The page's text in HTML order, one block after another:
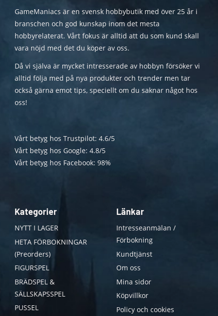
GameManiacs är en svensk hobbybutik med över 25 år i
branschen och god kunskap inom det mesta
hobbyrelaterat. Vårt fokus är alltid att du som kund skall
vara nöjd med det du köper av oss.
Då vi själva är mycket intresserade av hobbyn försöker vi
alltid följa med på nya produkter och trender men tar
också gärna emot tips, speciellt om du saknar något hos
oss!
Vårt betyg hos Trustpilot: 4.6/5
Vårt betyg hos Google: 4.8/5
Vårt betyg hos Facebook: 98%
Kategorier
NYTT I LAGER
HETA FÖRBOKNINGAR
(Preorders)
FIGURSPEL
BRÄDSPEL &
SÄLLSKAPSSPEL
PUSSEL
Länkar
Intresseanmälan /
Förbokning
Kundtjänst
Om oss
Mina sidor
Köpvillkor
Policy och cookies